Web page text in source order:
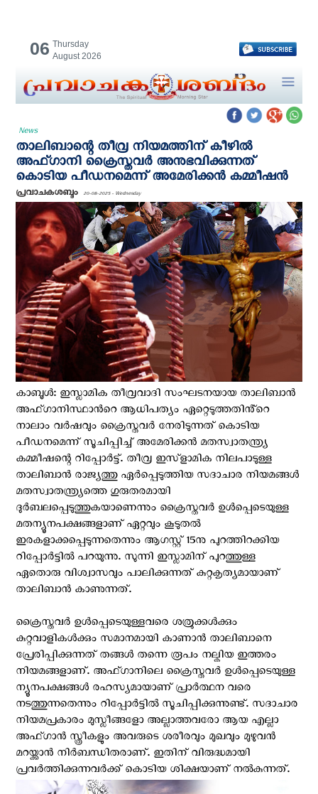
06 Thursday
August 2026
News
താലിബാന്റെ തീവ്ര നിയമത്തിന് കീഴില്‍
അഫ്ഗാനി ക്രൈസ്തവര്‍ അനുഭവിക്കുന്നത്
കൊടിയ പീഡനമെന്ന് അമേരിക്കന്‍ കമ്മീഷന്‍
പ്രവാചകശബ്ദം 20-08-2025 - Wednesday
കാബൂള്‍: ഇസ്ലാമിക തീവ്രവാദി സംഘടനയായ താലിബാൻ
അഫ്ഗാനിസ്ഥാന്‍റെ ആധിപത്യം ഏറ്റെടുത്തതിൻ്റെ
നാലാം വര്‍ഷവും ക്രൈസ്തവര്‍ നേരിടുന്നത് കൊടിയ
പീഡനമെന്ന് സൂചിപ്പിച്ച് അമേരിക്കന്‍ മതസ്വാതന്ത്ര്യ
കമ്മീഷന്റെ റിപ്പോര്‍ട്ട്. തീവ്ര ഇസ്ളാമിക നിലപാടുള്ള
താലിബാൻ രാജ്യത്തു ഏർപ്പെടുത്തിയ സദാചാര നിയമങ്ങള്‍
മതസ്വാതന്ത്ര്യത്തെ ഗുരുതരമായി
ദുർബലപ്പെടുത്തുകയാണെന്നും ക്രൈസ്തവര്‍ ഉള്‍പ്പെടെയുള്ള
മതന്യൂനപക്ഷങ്ങളാണ് ഏറ്റവും കൂടുതല്‍
ഇരകളാക്കപ്പെടുന്നതെന്നും ആഗസ്റ്റ് 15നു പുറത്തിറക്കിയ
റിപ്പോര്‍ട്ടില്‍ പറയുന്നു. സുന്നി ഇസ്ലാമിന് പുറത്തുള്ള
ഏതൊരു വിശ്വാസവും പാലിക്കുന്നത് കുറ്റകൃത്യമായാണ്
താലിബാന്‍ കാണുന്നത്.
ക്രൈസ്തവര്‍ ഉള്‍പ്പെടെയുള്ളവരെ ശത്രുക്കള്‍ക്കും
കുറ്റവാളികള്‍ക്കും സമാനമായി കാണാന്‍ താലിബാനെ
പ്രേരിപ്പിക്കുന്നത് തങ്ങള്‍ തന്നെ രൂപം നല്കിയ ഇത്തരം
നിയമങ്ങളാണ്. അഫ്ഗാനിലെ ക്രൈസ്തവര്‍ ഉള്‍പ്പെടെയുള്ള
ന്യൂനപക്ഷങ്ങള്‍ രഹസ്യമായാണ് പ്രാര്‍ത്ഥന വരെ
നടത്തുന്നതെന്നും റിപ്പോര്‍ട്ടില്‍ സൂചിപ്പിക്കുന്നുണ്ട്. സദാചാര
നിയമപ്രകാരം മുസ്ലീങ്ങളോ അല്ലാത്തവരോ ആയ എല്ലാ
അഫ്ഗാൻ സ്ത്രീകളും അവരുടെ ശരീരവും മുഖവും മുഴുവൻ
മറയ്ക്കാൻ നിർബന്ധിതരാണ്. ഇതിന് വിരുദ്ധമായി
പ്രവര്‍ത്തിക്കുന്നവര്‍ക്ക് കൊടിയ ശിക്ഷയാണ് നല്‍കുന്നത്.